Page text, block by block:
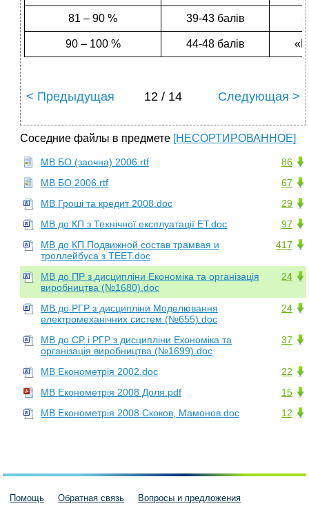
81 – 90 % 39-43 балів
90 – 100 % 44-48 балів
< Предыдущая 12 / 14 Следующая >
Соседние файлы в предмете [НЕСОРТИРОВАННОЕ]
86
МВ БО (заочна) 2006.rtf
67
МВ БО 2006.rtf
29
МВ Гроші та кредит 2008.doc
97
МВ до КП з Технічної експлуатації ЕТ.doc
417
МВ до КП Подвижной состав трамвая и
троллейбуса з ТЕЕТ.doc
24
МВ до ПР з дисципліни Економіка та організація
виробництва (№1680).doc
24
МВ до РГР з дисципліни Моделювання
електромеханічних систем (№655).doc
37
МВ до СР і РГР з дисципліни Економіка та
організація виробництва (№1699).doc
22
МВ Економетрія 2002.doc
15
МВ Економетрія 2008 Доля.pdf
12
МВ Економетрія 2008 Скоков, Мамонов.doc
Помощь Обратная связь Вопросы и предложения